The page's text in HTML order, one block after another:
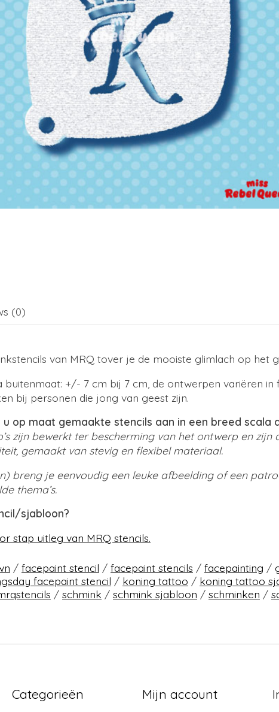
(0)
van MRQ tover je de mooiste glimlach op het
buitenmaat: +/- 7 cm bij 7 cm, de ontwerpen variëren
bij personen die jong van geest zijn.
u op maat gemaakte stencils aan in een breed scala
zijn bewerkt ter bescherming van het ontwerp en
gemaakt van stevig en flexibel materiaal.
breng je eenvoudig een leuke afbeelding of een
thema’s.
sjabloon?
stap uitleg van MRQ stencils.
/ facepaint stencil / facepaint stencils / facepainting /
facepaint stencil / koning tattoo / koning tattoo
/ schmink / schmink sjabloon / schminken /
Categorieën Mijn account